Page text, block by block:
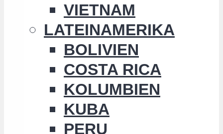
VIETNAM
LATEINAMERIKA
BOLIVIEN
COSTA RICA
KOLUMBIEN
KUBA
PERU